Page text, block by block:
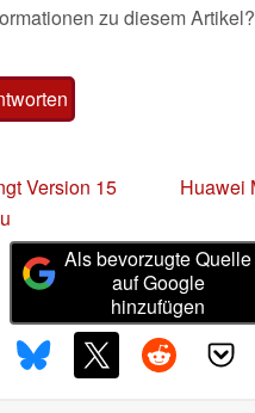
zu diesem
Version 15
Huawei
Als bevorzugte Quelle
auf Google
hinzufügen